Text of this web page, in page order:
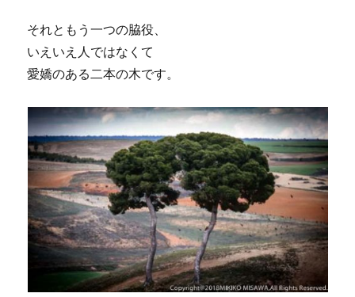
それともう一つの脇役、
いえいえ人ではなくて
愛嬌のある二本の木です。